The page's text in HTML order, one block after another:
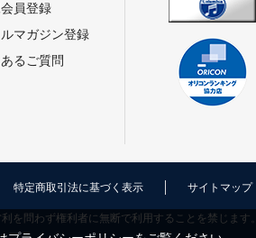
員登録
ルマガジン登録
るご質問
特定商取引法に基づく表示 サイトマップ
を問わず権利者に無断で利用することを禁じます。